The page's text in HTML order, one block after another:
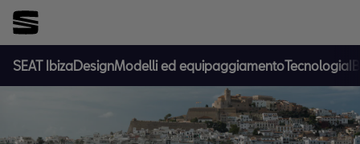
SEAT IbizaDesignModelli ed equipaggiamentoTecnologia